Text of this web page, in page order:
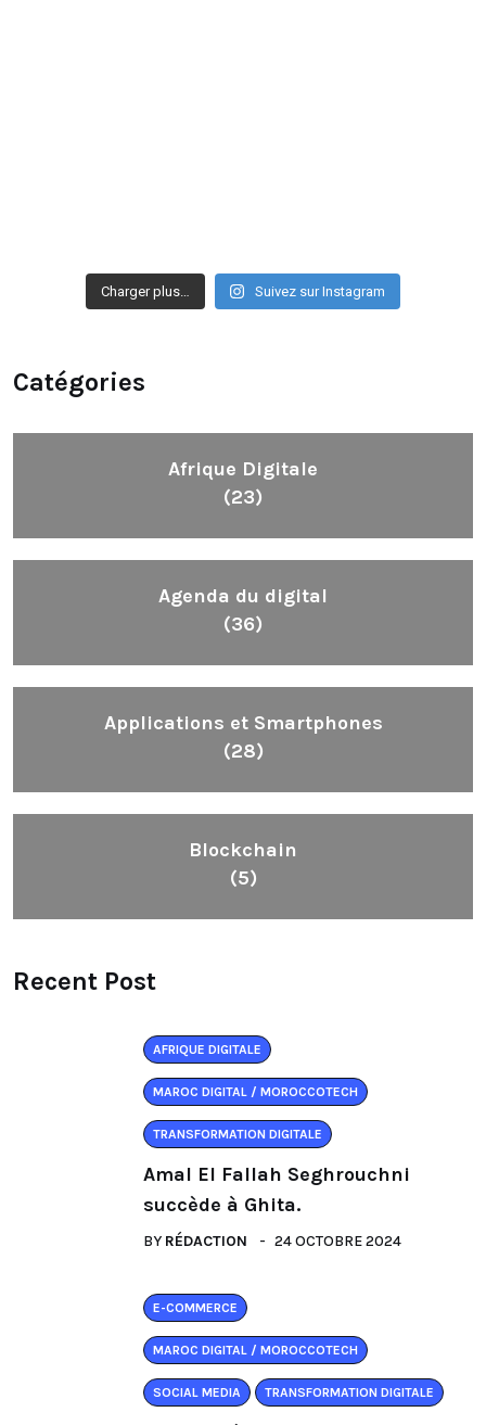
Charger plus… Suivez sur Instagram
Catégories
Afrique Digitale
(23)
Agenda du digital
(36)
Applications et Smartphones
(28)
Blockchain
(5)
Recent Post
AFRIQUE DIGITALE
MAROC DIGITAL / MOROCCOTECH
TRANSFORMATION DIGITALE
Amal El Fallah Seghrouchni
succède à Ghita.
BY RÉDACTION 24 OCTOBRE 2024
E-COMMERCE
MAROC DIGITAL / MOROCCOTECH
SOCIAL MEDIA TRANSFORMATION DIGITALE